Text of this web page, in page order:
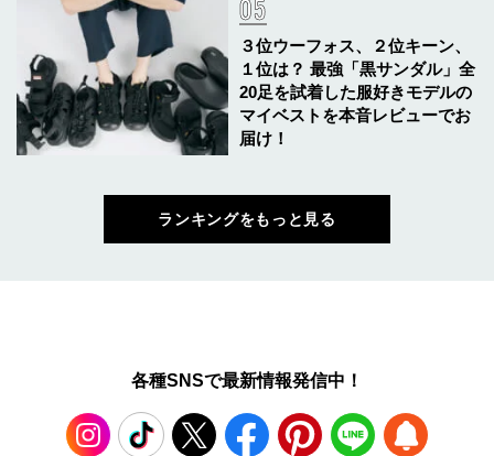
３位ウーフォス、２位キーン、
１位は？ 最強「黒サンダル」全
20足を試着した服好きモデルの
マイベストを本音レビューでお
届け！
ランキングをもっと見る
各種SNSで最新情報発信中！